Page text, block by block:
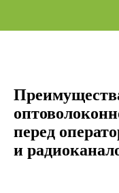
перед
и